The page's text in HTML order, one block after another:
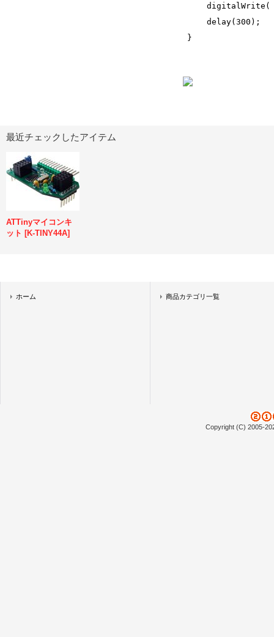
    delay(
300 );
}
最近チェックしたアイテム
ATTinyマイコンキ
ット [K-TINY44A]
ホーム 商品カテゴリ一覧
Copyright (C) 2005-